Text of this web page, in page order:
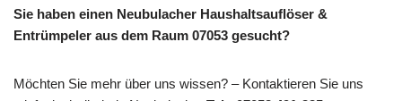
Sie haben einen Neubulacher Haushaltsauflöser &
Entrümpeler aus dem Raum 07053 gesucht?
Möchten Sie mehr über uns wissen? – Kontaktieren Sie uns